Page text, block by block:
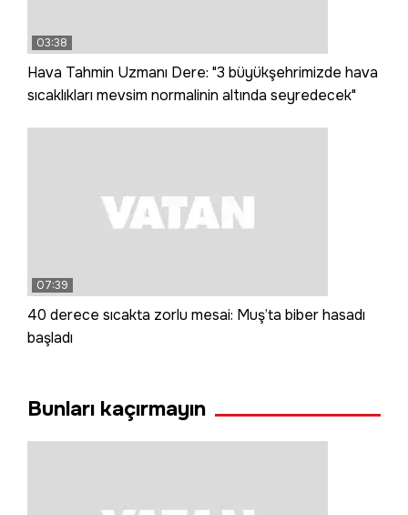
03:38
Hava Tahmin Uzmanı Dere: "3 büyükşehrimizde hava
sıcaklıkları mevsim normalinin altında seyredecek"
07:39
40 derece sıcakta zorlu mesai: Muş’ta biber hasadı
başladı
Bunları kaçırmayın